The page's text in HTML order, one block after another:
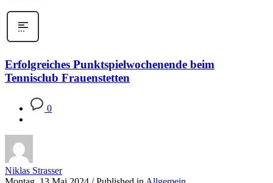
Erfolgreiches Punktspielwochenende beim
Tennisclub Frauenstetten
0
Niklas Strasser